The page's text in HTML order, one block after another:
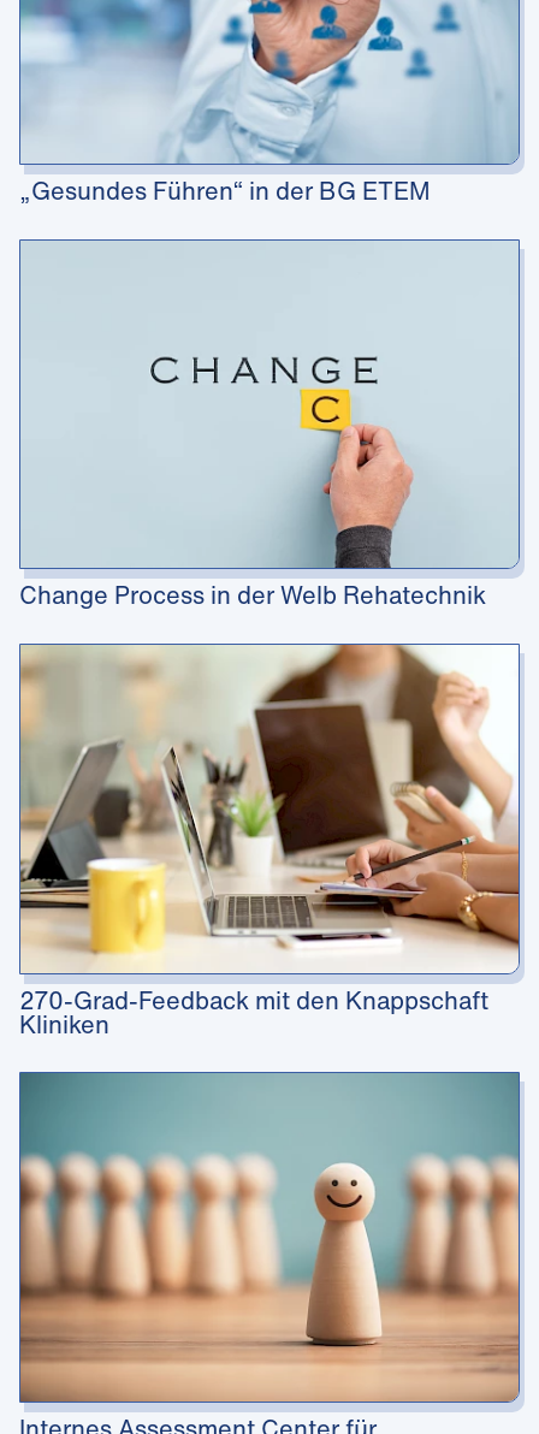
„Gesundes Führen“ in der BG ETEM
Change Process in der Welb Rehatechnik
270-Grad-Feedback mit den Knappschaft
Kliniken